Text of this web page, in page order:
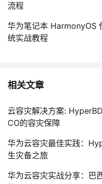
流程
华为笔记本 HarmonyOS
统实战教程
相关文章
云容灾解决方案:
CO的容灾保障
华为云容灾最佳实践：
生灾备之旅
华为云容灾实战分享：巴